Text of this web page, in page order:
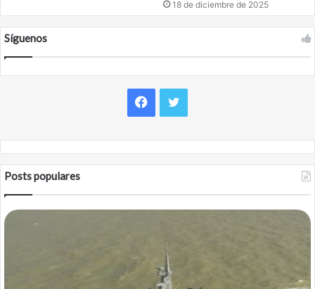
18 de diciembre de 2025
Síguenos
Facebook
Twitter
Posts populares